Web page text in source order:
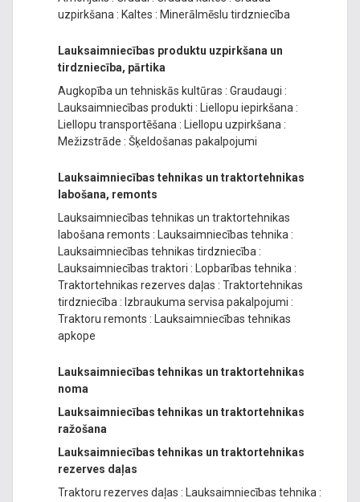
uzpirkšana : Kaltes : Minerālmēslu tirdzniecība
Lauksaimniecības produktu uzpirkšana un
tirdzniecība, pārtika
Augkopība un tehniskās kultūras : Graudaugi :
Lauksaimniecības produkti : Liellopu iepirkšana :
Liellopu transportēšana : Liellopu uzpirkšana :
Mežizstrāde : Šķeldošanas pakalpojumi
Lauksaimniecības tehnikas un traktortehnikas
labošana, remonts
Lauksaimniecības tehnikas un traktortehnikas
labošana remonts : Lauksaimniecības tehnika :
Lauksaimniecības tehnikas tirdzniecība :
Lauksaimniecības traktori : Lopbarības tehnika :
Traktortehnikas rezerves daļas : Traktortehnikas
tirdzniecība : Izbraukuma servisa pakalpojumi :
Traktoru remonts :
Lauksaimniecības tehnikas
apkope
Lauksaimniecības tehnikas un traktortehnikas
noma
Lauksaimniecības tehnikas un traktortehnikas
ražošana
Lauksaimniecības tehnikas un traktortehnikas
rezerves daļas
Traktoru rezerves daļas : Lauksaimniecības tehnika :